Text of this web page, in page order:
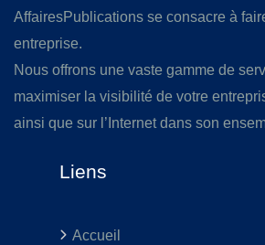
AffairesPublications se consacre à
entreprise.
Nous offrons une vaste gamme de
maximiser la visibilité de votre
ainsi que sur l’Internet dans son
Liens
Accueil